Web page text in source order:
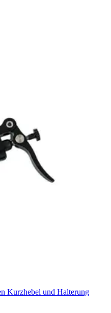
Kurzhebel und Halterung